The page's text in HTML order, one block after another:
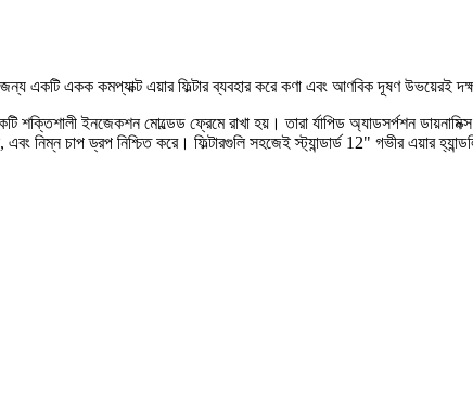
একক কমপ্যাক্ট এয়ার ফিল্টার ব্যবহার করে কণা এবং আণবিক দূষণ উভয়েরই দক্ষ
শক্তিশালী ইনজেকশন মোল্ডেড ফ্রেমে রাখা হয়। তারা র্যাপিড অ্যাডসর্পশন
নিম্ন চাপ ড্রপ নিশ্চিত করে। ফিল্টারগুলি সহজেই স্ট্যান্ডার্ড 12" গভীর এয়ার